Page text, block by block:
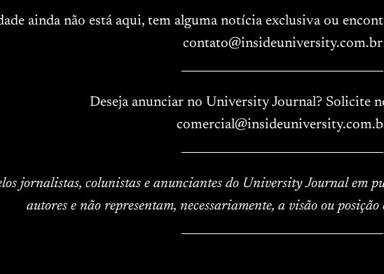
ainda não está aqui, tem alguma notícia exclusiva ou
contato@insideuniversity.com.br
Deseja anunciar no University Journal? Solicite
jornalistas, colunistas e anunciantes do University Journal em
autores e não representam, necessariamente, a visão ou